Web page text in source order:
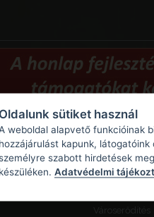
elővédmű
Sajógömör -
Városerődítés
Oldalunk sütiket használ
weboldal alapvető funkcióinak
hozzájárulást kapunk,
szabott hirdetések
készüléken. Adatvédelmi